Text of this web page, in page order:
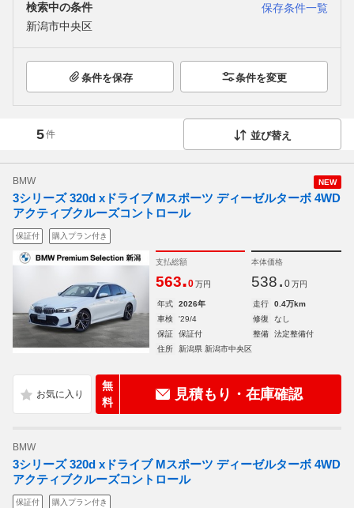
検索中の条件
保存条件一覧
新潟市中央区
条件を保存 条件を変更
5件 並び替え
NEW
BMW
3シリーズ 320d xドライブ Mスポーツ ディーゼルターボ 4WD
アクティブクルーズコントロール
保証付 購入プラン付き
支払総額
563.0 万円
本体価格
538. 0 万円
年式 2026年 走行
0.4万km
車検
'29/4 修復
なし
保証
保証付 整備
法定整備付
住所
新潟県 新潟市中央区
無
料
見積もり・在庫確認
BMW
3シリーズ 320d xドライブ Mスポーツ ディーゼルターボ 4WD
アクティブクルーズコントロール
保証付 購入プラン付き